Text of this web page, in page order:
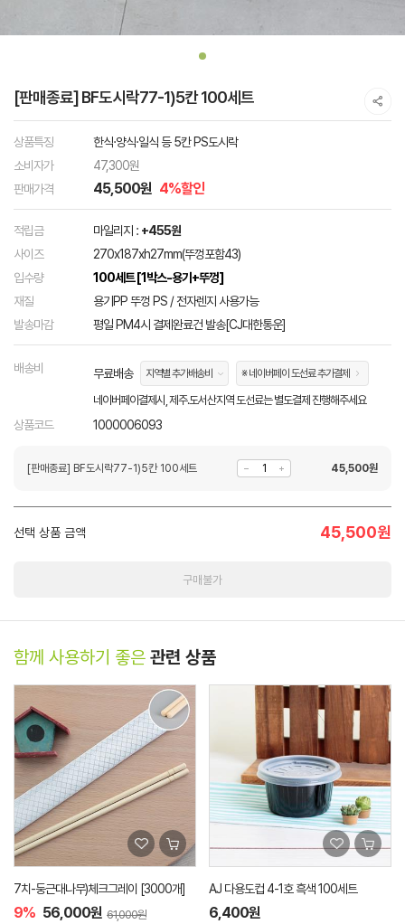
[판매종료] BF도시락77-1)5칸 100세트
상품특징
한식·양식·일식 등 5칸 PS도시락
소비자가
47,300원
판매가격
45,500원 4%할인
적립금 마일리지 : +455원
사이즈
270x187xh27mm(뚜껑포함43)
입수량
100세트 [1박스-용기+뚜껑]
재질
용기PP 뚜껑 PS / 전자렌지 사용가능
발송마감
평일 PM4시 결제완료건 발송[CJ대한통운]
배송비 무료배송 지역별 추가배송비 ※ 네이버페이 도선료 추가결제
네이버페이결제시, 제주.도서산지역 도선료는 별도결제 진행해주세요
상품코드 1000006093
[판매종료] BF도시락77-1)5칸 100세트 45,500원
선택 상품 금액 45,500원
구매불가
함께 사용하기 좋은 관련 상품
7치-둥근대나무)체크그레이 [3000개]
9% 56,000원 61,000원
AJ 다용도컵 4-1호 흑색 100세트
6,400원